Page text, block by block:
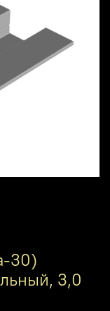
30)
3,0